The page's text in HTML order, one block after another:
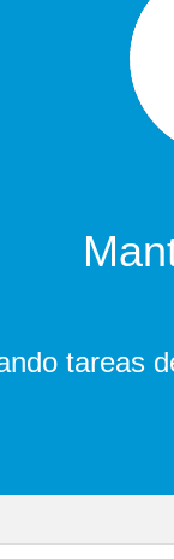
tareas